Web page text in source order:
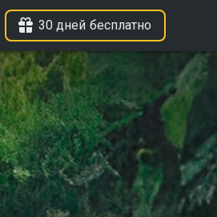
30 дней бесплатно